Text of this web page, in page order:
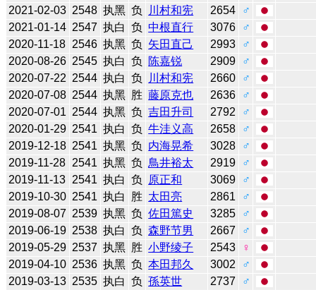
2021-02-03 2548 执黑 负 川村和宪 2654
♂
2021-01-14 2547 执白 负 中根直行 3076
♂
2020-11-18 2546 执黑 负 矢田直己 2993
♂
2020-08-26 2545 执白 负 陈嘉锐 2909
♂
2020-07-22 2544 执白 负 川村和宪 2660
♂
2020-07-08 2544 执黑 胜 藤原克也 2636
♂
2020-07-01 2544 执黑 负 吉田升司 2792
♂
2020-01-29 2541 执白 负 牛洼义高 2658
♂
2019-12-18 2541 执黑 负 内海晃希 3028
♂
2019-11-28 2541 执黑 负 鳥井裕太 2919
♂
2019-11-13 2541 执白 负 原正和 3069
♂
2019-10-30 2541 执白 胜 太田亮 2861
♂
2019-08-07 2539 执黑 负 佐田篤史 3285
♂
2019-06-19 2538 执白 负 森野节男 2667
♂
2019-05-29 2537 执黑 胜 小野绫子 2543
♀
2019-04-10 2536 执黑 负 本田邦久 3002
♂
2019-03-13 2535 执白 负 孫英世 2737
♂